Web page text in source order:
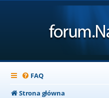
FAQ
Strona główna